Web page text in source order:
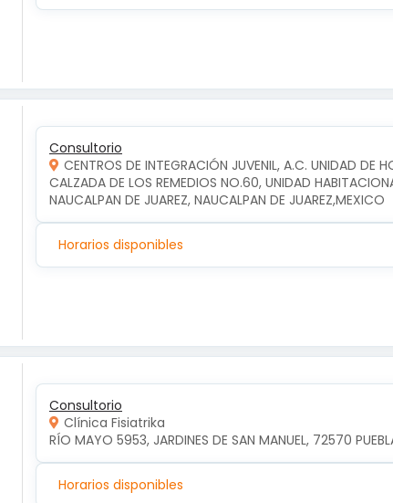
Consultorio
CENTROS DE INTEGRACIÓN JUVENIL, A.C. UNIDAD DE
CALZADA DE LOS REMEDIOS NO.60, UNIDAD
NAUCALPAN DE JUAREZ, NAUCALPAN DE JUAREZ,MEXICO
Horarios disponibles
Consultorio
Clínica Fisiatrika
RÍO MAYO 5953, JARDINES DE SAN MANUEL, 72570
Horarios disponibles